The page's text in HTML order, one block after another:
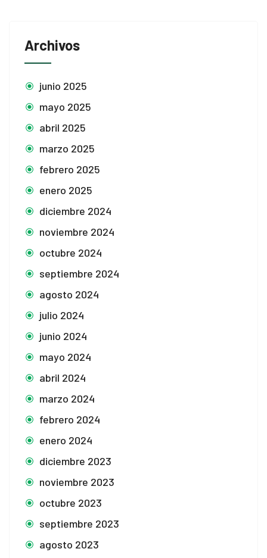
Archivos
junio 2025
mayo 2025
abril 2025
marzo 2025
febrero 2025
enero 2025
diciembre 2024
noviembre 2024
octubre 2024
septiembre 2024
agosto 2024
julio 2024
junio 2024
mayo 2024
abril 2024
marzo 2024
febrero 2024
enero 2024
diciembre 2023
noviembre 2023
octubre 2023
septiembre 2023
agosto 2023